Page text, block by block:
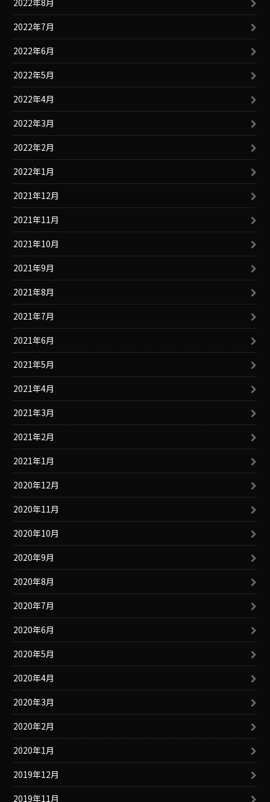
2022年8月
2022年7月
2022年6月
2022年5月
2022年4月
2022年3月
2022年2月
2022年1月
2021年12月
2021年11月
2021年10月
2021年9月
2021年8月
2021年7月
2021年6月
2021年5月
2021年4月
2021年3月
2021年2月
2021年1月
2020年12月
2020年11月
2020年10月
2020年9月
2020年8月
2020年7月
2020年6月
2020年5月
2020年4月
2020年3月
2020年2月
2020年1月
2019年12月
2019年11月